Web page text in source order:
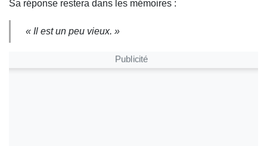
Sa réponse restera dans les mémoires :
« Il est un peu vieux. »
Publicité